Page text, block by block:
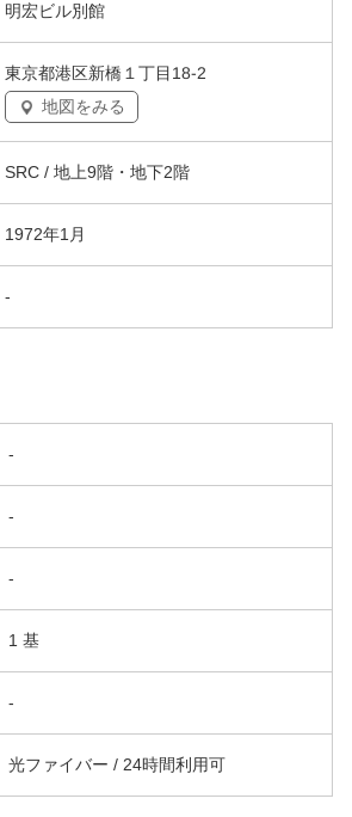
明宏ビル別館
東京都港区新橋１丁目18-2
地図をみる
SRC / 地上9階・地下2階
1972年1月
-
-
-
-
1 基
-
光ファイバー / 24時間利用可